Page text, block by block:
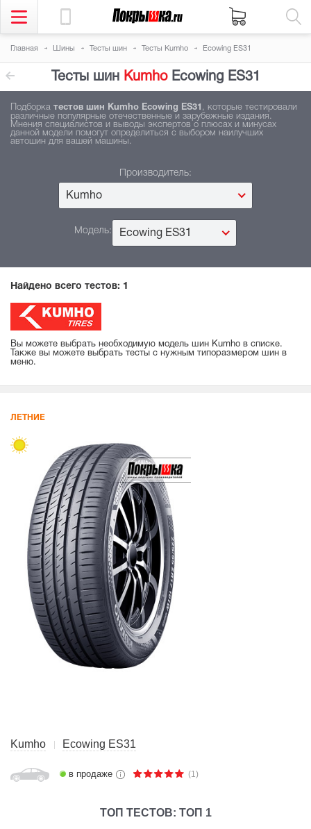
Главная Шины Тесты шин Тесты Kumho Ecowing ES31
Тесты шин KumhoEcowing ES31
Подборка тестов шин Kumho Ecowing ES31 , которые тестировали
различные популярные отечественные и зарубежные издания.
Мнения специалистов и выводы экспертов о плюсах и минусах
данной модели помогут определиться с выбором наилучших
автошин для вашей машины.
Производитель:
Kumho
Модель: Ecowing ES31
Найдено всего тестов: 1
Вы можете выбрать необходимую модель шин Kumho в списке.
Также вы можете выбрать тесты с нужным типоразмером шин в
меню.
ЛЕТНИЕ
Kumho Ecowing ES31
в продаже (1)
ТОП ТЕСТОВ: ТОП 1